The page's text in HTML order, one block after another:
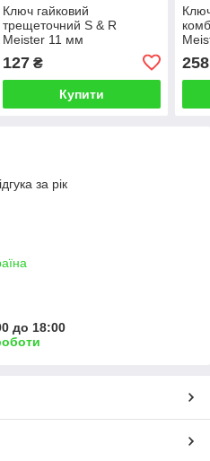
Ключ гайковий
трещеточний S & R
Meister 11 мм
127₴
Купити
258
за рік
до 18:00